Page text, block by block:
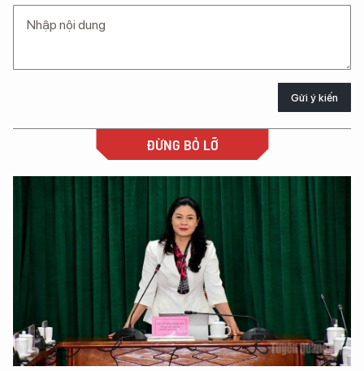
Gửi ý kiến
ĐỪNG BỎ LỠ